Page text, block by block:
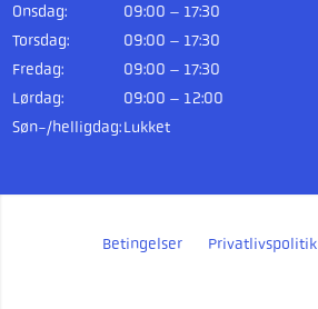
Onsdag:
09:00 – 17:30
Torsdag:
09:00 – 17:30
Fredag:
09:00 – 17:30
Lørdag:
09:00 – 12:00
Søn-/helligdag:Lukket
Betingelser Privatlivspolitik